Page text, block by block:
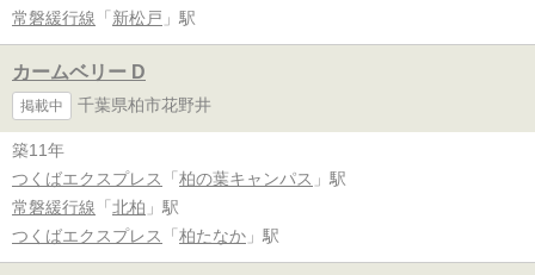
常磐緩行線 「 新松戸 」駅
カームベリー D
掲載中 千葉県柏市花野井
築11年
つくばエクスプレス
「 柏の葉キャンパス 」駅
常磐緩行線 「 北柏 」駅
つくばエクスプレス
「 柏たなか 」駅